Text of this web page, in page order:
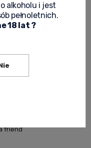
friend
alkoholu i jest
pełnoletnich.
18 lat ?